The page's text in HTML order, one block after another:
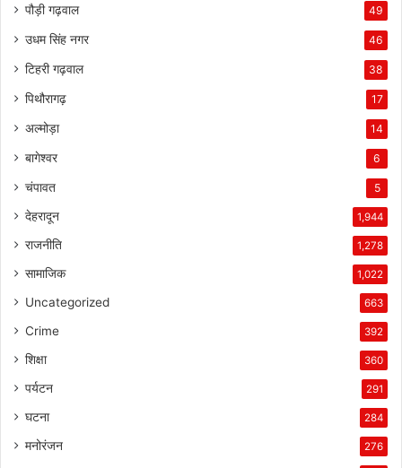
पौड़ी गढ़वाल 49
उधम सिंह नगर 46
टिहरी गढ़वाल 38
पिथौरागढ़ 17
अल्मोड़ा 14
बागेश्वर 6
चंपावत 5
देहरादून 1,944
राजनीति 1,278
सामाजिक 1,022
Uncategorized 663
Crime 392
शिक्षा 360
पर्यटन 291
घटना 284
मनोरंजन 276